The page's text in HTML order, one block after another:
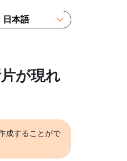
日本語
Українська
が現れ
成することがで